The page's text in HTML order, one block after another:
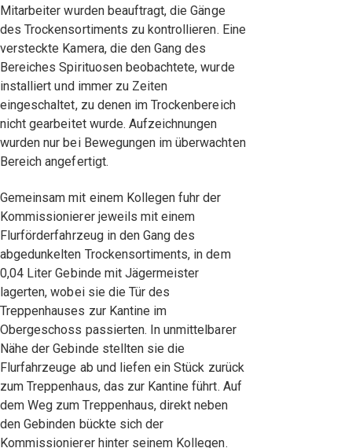
Mitarbeiter wurden beauftragt, die Gänge
des Trockensortiments zu kontrollieren. Eine
versteckte Kamera, die den Gang des
Bereiches Spirituosen beobachtete, wurde
installiert und immer zu Zeiten
eingeschaltet, zu denen im Trockenbereich
nicht gearbeitet wurde. Aufzeichnungen
wurden nur bei Bewegungen im überwachten
Bereich angefertigt.
Gemeinsam mit einem Kollegen fuhr der
Kommissionierer jeweils mit einem
Flurförderfahrzeug in den Gang des
abgedunkelten Trockensortiments, in dem
0,04 Liter Gebinde mit Jägermeister
lagerten, wobei sie die Tür des
Treppenhauses zur Kantine im
Obergeschoss passierten. In unmittelbarer
Nähe der Gebinde stellten sie die
Flurfahrzeuge ab und liefen ein Stück zurück
zum Treppenhaus, das zur Kantine führt. Auf
dem Weg zum Treppenhaus, direkt neben
den Gebinden bückte sich der
Kommissionierer hinter seinem Kollegen.